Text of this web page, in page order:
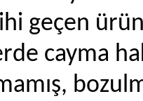
geçen
cayma